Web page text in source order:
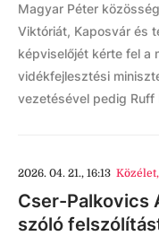
Magyar Péter
Viktóriát, Kaposvár és
képviselőjét kérte fel a
vidékfejlesztési
vezetésével pedig Ruff
2026. 04. 21., 16:13 Közélet,
Cser-Palkovics
szóló